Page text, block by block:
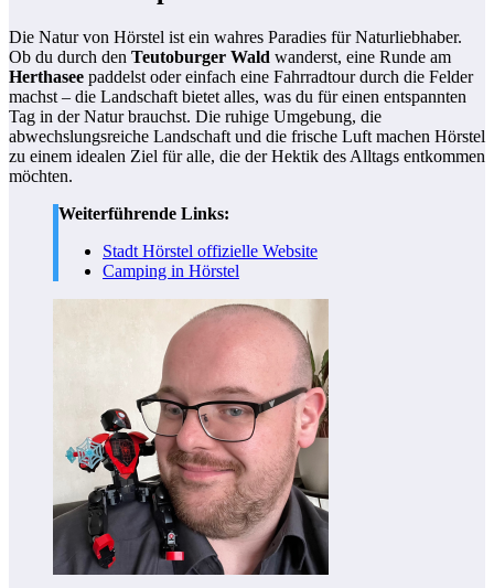
Die Natur von Hörstel ist ein wahres Paradies für Naturliebhaber.
Ob du durch den Teutoburger Wald wanderst, eine Runde am
Herthasee paddelst oder einfach eine Fahrradtour durch die Felder
machst – die Landschaft bietet alles, was du für einen entspannten
Tag in der Natur brauchst. Die ruhige Umgebung, die
abwechslungsreiche Landschaft und die frische Luft machen Hörstel
zu einem idealen Ziel für alle, die der Hektik des Alltags entkommen
möchten.
Weiterführende Links:
Stadt Hörstel offizielle Website
Camping in Hörstel